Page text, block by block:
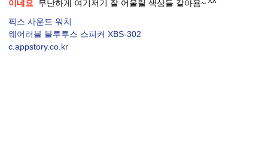
이네요 무난하게 여기저기 잘 어울릴 색상들 같아욤~ ^^
픽스 사운드 워치
웨어러블 블루투스 스피커 XBS-302
c.appstory.co.kr